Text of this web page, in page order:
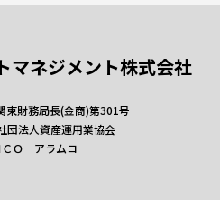
マネジメント株式会社
東財務局長(金商)第301号
団法人資産運用業協会
ＣＯ アラムコ